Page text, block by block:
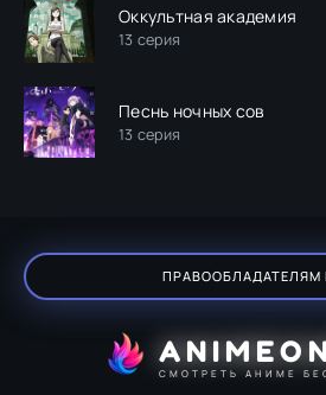
Оккультная академия
13 серия
Песнь ночных сов
13 серия
ПРАВООБЛАДАТЕЛЯМ
СМОТРЕТЬ АНИМЕ